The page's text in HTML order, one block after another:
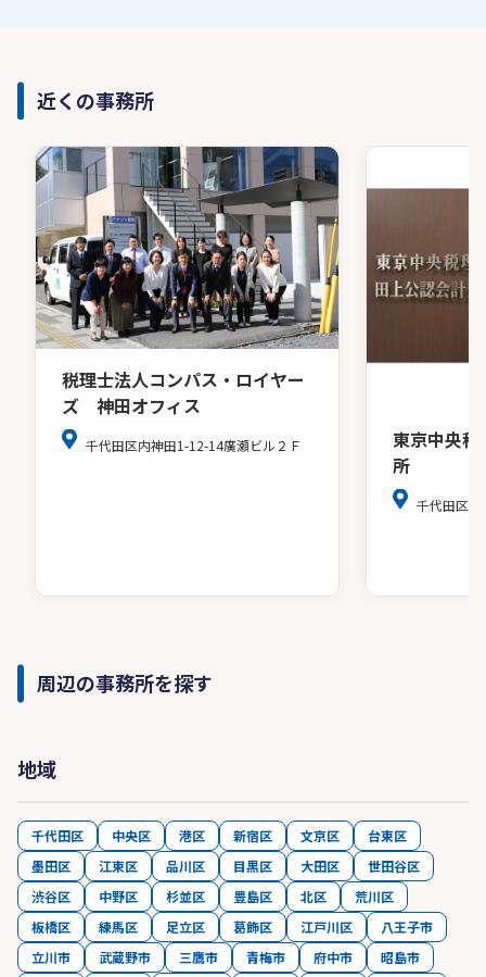
近くの事務所
税理士法人コンパス・ロイヤー
ズ 神田オフィス
千代田区内神田1-12-14廣瀬ビル２Ｆ
東京中央
所
千代田区麹
周辺の事務所を探す
地域
千代田区 中央区 港区 新宿区 文京区
台東区
墨田区
江東区 品川区 目黒区 大田区
世田谷区
渋谷区
中野区 杉並区 豊島区 北区
荒川区
板橋区
練馬区 足立区 葛飾区 江戸川区
八王子市
立川市
武蔵野市 三鷹市 青梅市 府中市
昭島市